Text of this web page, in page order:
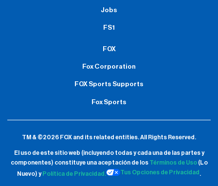
Jobs
FS1
FOX
Fox Corporation
FOX Sports Supports
Fox Sports
TM & ©2026 FOX and its related entities.All Rights Reserved.
El uso de este sitio web (incluyendo todas y cada una de las partes y
componentes) constituye una aceptación de los Términos de Uso(Lo
Nuevo) y Política de Privacidad. Tus Opciones de Privacidad .